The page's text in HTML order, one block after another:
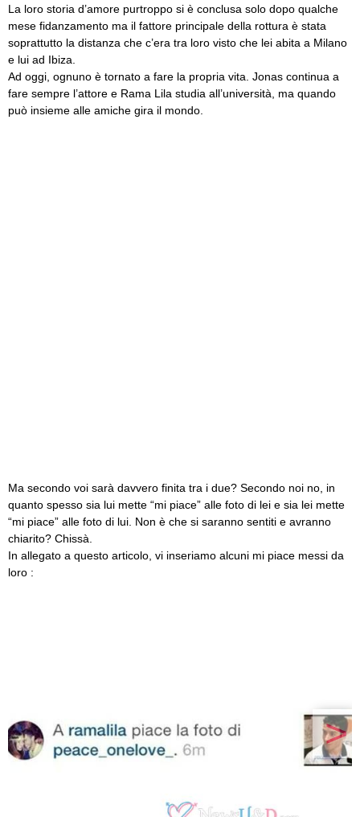
La loro storia d’amore purtroppo si è conclusa solo dopo qualche
mese fidanzamento ma il fattore principale della rottura è stata
soprattutto la distanza che c’era tra loro visto che lei abita a Milano
e lui ad Ibiza.
Ad oggi, ognuno è tornato a fare la propria vita. Jonas continua a
fare sempre l’attore e Rama Lila studia all’università, ma quando
può insieme alle amiche gira il mondo.
Ma secondo voi sarà davvero finita tra i due? Secondo noi no, in
quanto spesso sia lui mette “mi piace” alle foto di lei e sia lei mette
“mi piace” alle foto di lui. Non è che si saranno sentiti e avranno
chiarito? Chissà.
In allegato a questo articolo, vi inseriamo alcuni mi piace messi da
loro :
>